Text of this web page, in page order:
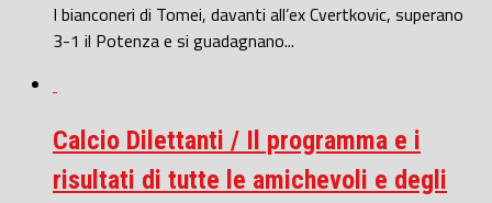
I bianconeri di Tomei, davanti all’ex Cvertkovic, superano
3-1 il Potenza e si guadagnano...
Calcio Dilettanti / Il programma e i
risultati di tutte le amichevoli e degli